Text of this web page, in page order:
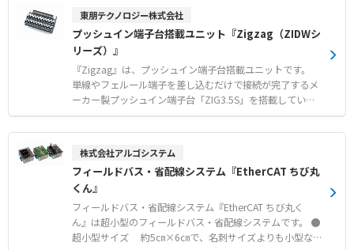
スポーツ競技環境の改善
などの始動時に大きなトルクを必要とする負荷 ●カクハン
機の羽根や選別機のギアにおける機械的な破損防止
●複数台の負荷試験装置を一括で制御・管理が可能（オプ
ション） ●微細な負荷調整が可能な微調ユニット搭載。
（オプション） 【用途・事例】 ●データセンターの負荷
試験におけるUPSの電力共有能力検証 ●データセンターの
負荷試験における空調設備の冷却性能妥当性評価 ●病院や
商業施設、大学などに設置された非常用発電機の定期点検
東朋テクノロジー株式会社
プッシュイン端子台搭載ユニット『Zigzag（ZIDWシ
リーズ）』
『Zigzag』は、プッシュイン端子台搭載ユニットです。
単線やフェルール端子を差し込むだけで接続が完了するメ
ーカー製プッシュイン端子台「ZIG3.5S」を搭載していま
す。 端子間ピッチ3.5mmながら直径4mmの差込口を千鳥
配置することにより、スリーブ付きフェルール端子で1.5m
た中継コネクタ端子台「ZIDWシリーズ」、スリムな24m
m幅の4点リレーターミナル「ZIFR4シリーズ」、12点2回
路と24点1回路の2タイプを用意したコモン端子台「ZI-CO
Mシリーズ」をラインアップしています。 すべてのシリー
ズが35mmのDINレール取付に対応しています。 【特徴】
●単線やフェルール端子を差し込むだけで結線できるプッ
株式会社アルゴシステム
フィールドバス・省配線システム『EtherCAT ちび丸
くん』
フィールドバス・省配線システム『EtherCAT ちび丸く
ん』は超小型のフィールドバス・省配線システムです。 ●
超小型サイズ 約5㎝×6㎝で、名刺サイズよりも小型な